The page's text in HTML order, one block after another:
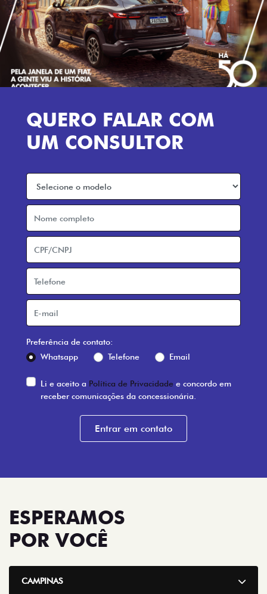
QUERO FALAR COM
UM CONSULTOR
Preferência de contato:
Whatsapp
Telefone Email
Li e aceito a Política de Privacidade e concordo em
receber comunicações da concessionária.
Entrar em contato
ESPERAMOS
POR VOCÊ
CAMPINAS